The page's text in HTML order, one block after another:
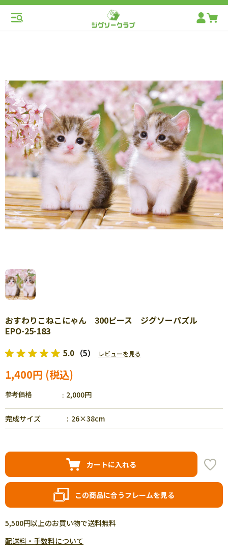
おすわりこねこにゃん 300ピース ジグソーパズル
EPO-25-183
5.0 （5） レビューを見る
1,400円
参考価格 2,000円
完成サイズ 26×38cm
カートに入れる
この商品に合うフレームを見る
5,500円以上のお買い物で送料無料
配送料・手数料について